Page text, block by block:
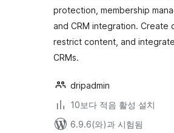
protection, membership
and CRM integration. Create
restrict content, and
CRMs.
dripadmin
10보다 적음 활성 설치
6.9.6(와)과 시험됨